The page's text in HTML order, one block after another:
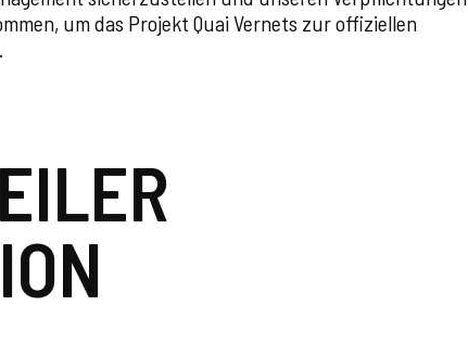
um das Projekt Quai Vernets zur offiziellen